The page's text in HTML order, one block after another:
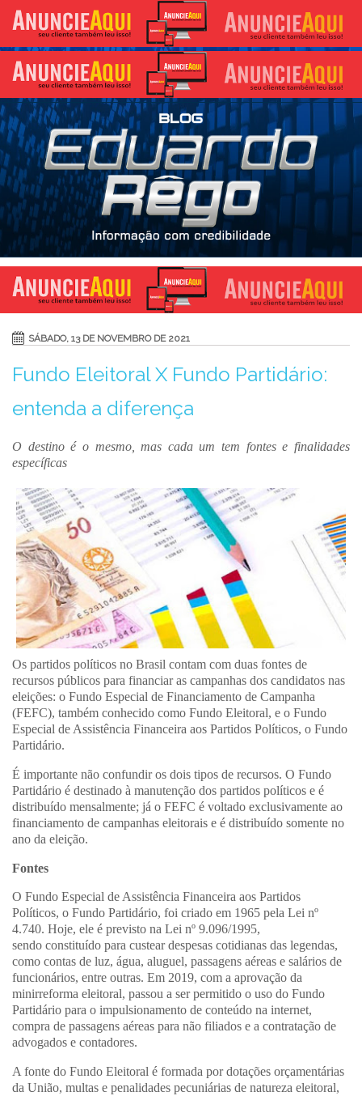
SÁBADO, 13 DE NOVEMBRO DE 2021
Fundo Eleitoral X Fundo Partidário:
entenda a diferença
O destino é o mesmo, mas cada um tem fontes e finalidades
específicas
Os partidos políticos no Brasil contam com duas fontes de
recursos públicos para financiar as campanhas dos candidatos nas
eleições: o Fundo Especial de Financiamento de Campanha
(FEFC), também conhecido como Fundo Eleitoral, e o Fundo
Especial de Assistência Financeira aos Partidos Políticos, o Fundo
Partidário.
É importante não confundir os dois tipos de recursos. O Fundo
Partidário é destinado à manutenção dos partidos políticos e é
distribuído mensalmente; já o FEFC é voltado exclusivamente ao
financiamento de campanhas eleitorais e é distribuído somente no
ano da eleição.
Fontes
O Fundo Especial de Assistência Financeira aos Partidos
Políticos, o Fundo Partidário, foi criado em 1965 pela Lei nº
4.740. Hoje, ele é previsto na Lei nº 9.096/1995,
sendo constituído para custear despesas cotidianas das legendas,
como contas de luz, água, aluguel, passagens aéreas e salários de
funcionários, entre outras. Em 2019, com a aprovação da
minirreforma eleitoral, passou a ser permitido o uso do Fundo
Partidário para o impulsionamento de conteúdo na internet,
compra de passagens aéreas para não filiados e a contratação de
advogados e contadores.
A fonte do Fundo Eleitoral é formada por dotações orçamentárias
da União, multas e penalidades pecuniárias de natureza eleitoral,